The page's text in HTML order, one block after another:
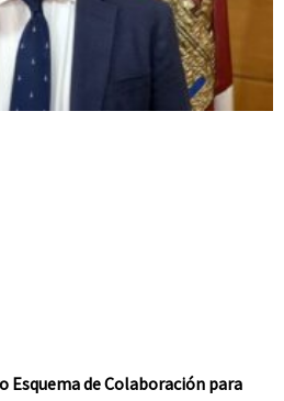
Esquema de Colaboración para